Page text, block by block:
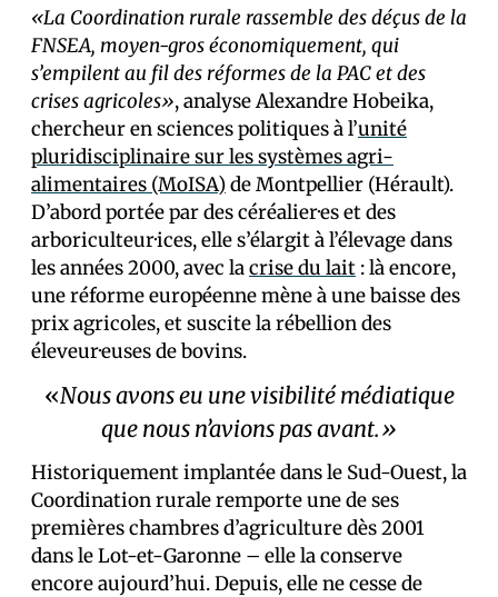
«La Coordination rurale rassemble des déçus de la
FNSEA, moyen-gros économiquement, qui
s’empilent au fil des réformes de la PAC et des
crises agricoles», analyse Alexandre Hobeika,
chercheur en sciences politiques à l’unité
pluridisciplinaire sur les systèmes agri-
alimentaires (MoISA)de Montpellier (Hérault).
D’abord portée par des céréalier·es et des
arboriculteur·ices, elle s’élargit à l’élevage dans
les années 2000, avec lacrise du lait : là encore,
une réforme européenne mène à une baisse des
prix agricoles, et suscite la rébellion des
éleveur·euses de bovins.
«Nous avons eu une visibilité médiatique
que nous n’avions pas avant.»
Historiquement implantée dans le Sud-Ouest, la
Coordination rurale remporte une de ses
premières chambres d’agriculture dès 2001
dans le Lot-et-Garonne – elle la conserve
encore aujourd’hui. Depuis, elle ne cesse de